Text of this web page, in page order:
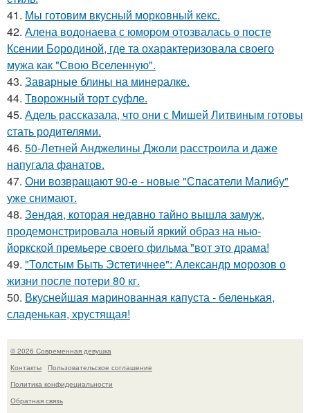
41. Мы готовим вкусный морковный кекс.
42. Алена водонаева с юмором отозвалась о посте
Ксении Бородиной, где та охарактеризовала своего
мужа как "Свою Вселенную".
43. Заварные блины на минералке.
44. Творожный торт суфле.
45. Адель рассказала, что они с Мишей Литвиным готовы
стать родителями.
46. 50-Летней Анджелины Джоли расстроила и даже
напугала фанатов.
47. Они возвращают 90-е - новые "Спасатели Малибу"
уже снимают.
48. Зендая, которая недавно тайно вышла замуж,
продемонстрировала новый яркий образ на нью-
йоркской премьере своего фильма "вот это драма!
49. "Толстым Быть Эстетичнее": Александр морозов о
жизни после потери 80 кг.
50. Вкуснейшая маринованная капуста - беленькая,
сладенькая, хрустящая!
© 2026 Современная девушка
Контакты
Пользовательское соглашение
Политика конфидециальности
Обратная связь